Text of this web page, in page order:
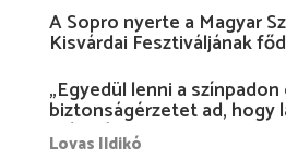
A Sopro nyerte a Magyar
Kisvárdai Fesztiváljának
„Egyedül lenni a
biztonságérzetet ad, hogy
más nélkül is megvagyok
Lovas Ildikó